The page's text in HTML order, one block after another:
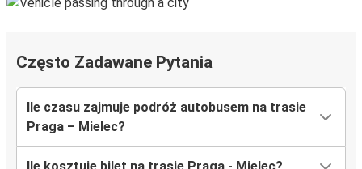
Często Zadawane Pytania
Ile czasu zajmuje podróż autobusem na trasie
Praga – Mielec?